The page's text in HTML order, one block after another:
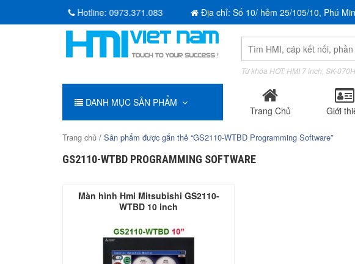
Hotline:0973.371.083 Địa chỉ: Số 10/ hẻm 25/105/10, Phú
Tìm
kiếm:
Từ khóa HOT: HMI 7 inch, SK-
DANH MỤC SẢN PHẨM
Trang Chủ Giới
Trang chủ / Sản phẩm được gắn thẻ “GS2110-WTBD Programming Software”
GS2110-WTBD PROGRAMMING SOFTWARE
Màn hình Hmi Mitsubishi GS2110-
WTBD 10 inch